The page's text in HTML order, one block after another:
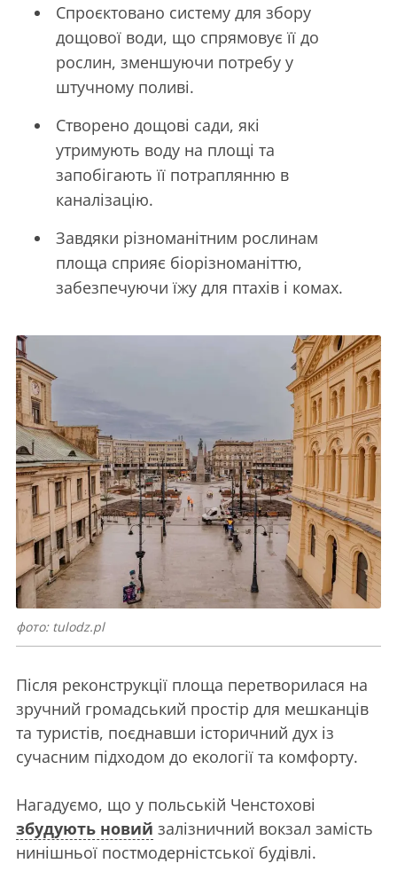
Спроєктовано систему для збору
дощової води, що спрямовує її до
рослин, зменшуючи потребу у
штучному поливі.
Створено дощові сади, які
утримують воду на площі та
запобігають її потраплянню в
каналізацію.
Завдяки різноманітним рослинам
площа сприяє біорізноманіттю,
забезпечуючи їжу для птахів і комах.
фото: tulodz.pl
Після реконструкції площа перетворилася на
зручний громадський простір для мешканців
та туристів, поєднавши історичний дух із
сучасним підходом до екології та комфорту.
Нагадуємо, що у польській Ченстохові
збудують новий залізничний вокзал замість
нинішньої постмодерністської будівлі.